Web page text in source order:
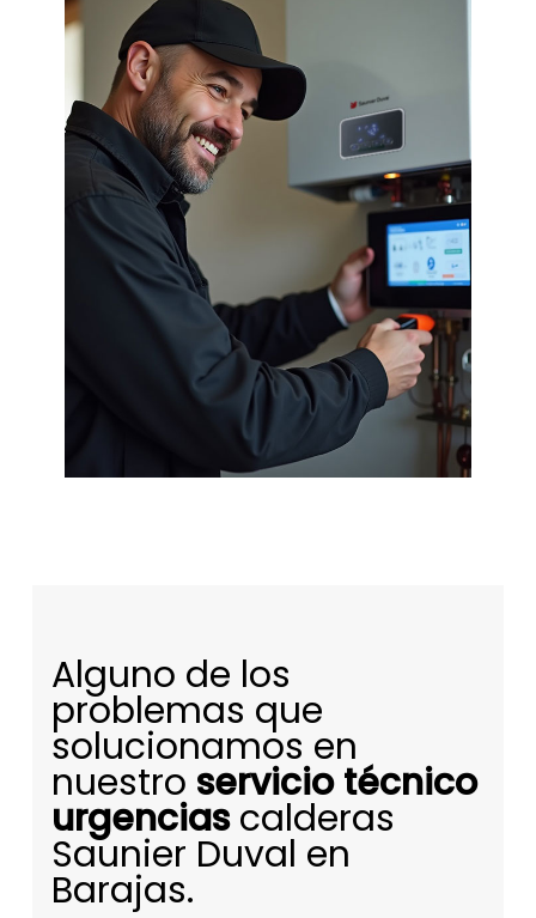
Alguno de los
problemas que
solucionamos en
nuestro servicio técnico
urgenciascalderas
Saunier Duval en
Barajas.